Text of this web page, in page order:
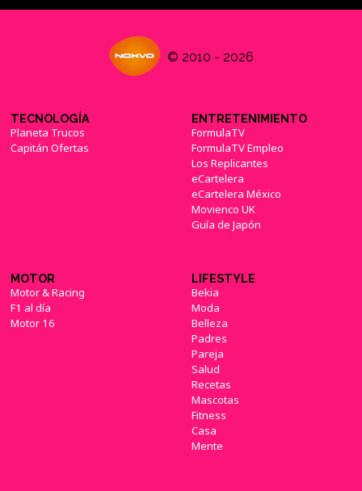
© 2010 - 2026
TECNOLOGÍA
Planeta Trucos
Capitán Ofertas
ENTRETENIMIENTO
FormulaTV
FormulaTV Empleo
Los Replicantes
eCartelera
eCartelera México
Movienco UK
Guía de Japón
MOTOR
Motor & Racing
F1 al día
Motor 16
LIFESTYLE
Bekia
Moda
Belleza
Padres
Pareja
Salud
Recetas
Mascotas
Fitness
Casa
Mente